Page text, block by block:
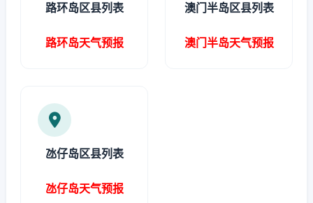
路环岛区县列表
路环岛天气预报
澳门半岛区县列表
澳门半岛天气预报
氹仔岛区县列表
氹仔岛天气预报